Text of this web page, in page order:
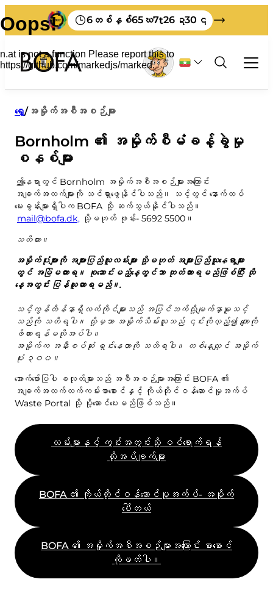
6တစ်နှစ်65ဃ7t26ဍ30 ၎
စီခြင်း။
အမှိုက်အစီအစဉ်များ
စီရန် ညွှန်ကြားချက်များ
ဒါက မင်းရဲ့ အမှိုက်ဖြစ်သွားတာ။
ကျွန်ုပ်တို့သည် စီရန်အလွန်ကောင်းပါသည်။
ကြီးမားသောအမှိုက်
ဆွေး
ဖြိုဖျက်ခြင်းနှင့် ပြုပြင်မွမ်းမံခြင်း။
အကြောင်း
ဖွင့်ချိန်
အမှိုက်ခွန် (ပုဂ္ဂလိက)၊
AT လမ်းညွှန်
မိမိဘာသာပြုလုပ်ရန်
ငါ့အမှိုက်
အားလုံးက စီးပွားဖြစ် အမှိုက်တွေအကြောင်း
မိမိဘာသာပြုလုပ်ရန်
လုပ်ငန်းများအတွက် အမှိုက်နှုန်းများ
ထုတ်လုပ်သူကြေး
အမှိုက်ပုံးအတွက် အမှိုက်ကို သတင်းပို့ပါ။
အမှိုက်စည်းမျဉ်းများ
မြေပြင်စည်းကမ်း
ခရီးသွား
Bornholm မှာ မင်းရဲ့အမှိုက်တွေကို ဘယ်လိုစွန့်ပစ်
မလဲ။
အင်္ဂလိပ်လို ရိုက်နှိပ်ထားသော ပစ္စည်းများ
ဂျာမန်ဘာသာဖြင့် ရိုက်နှိပ်ထားသောပစ္စည်းများ
BOFA အကြောင်း
ကြှနျုပျတို့အကွောငျး
BOFA သို့သွားပါ။
မဂ္ဂဇင်းစင်
ဝန်ထမ်း
ဖွင့်ချိန်
ကြှနျုပျတို့ကိုဆကျသှယျရနျ
BOFA ကုမ္ပဏီ
မျှော်မှန်းချက် 2032
ငါ့အမှိုက်
ရှေ့/အမှိုက်အစီအစဉ်များ
Bornholm ၏ အမှိုက်စီမံခန့်ခွဲမှု
စနစ်များ
ဤနေရာတွင် Bornholm အမှိုက်အစီအစဉ်များအကြောင်း
အချက်အလက်များကို သင်ရှာဖွေနိုင်ပါသည်။ သင့်တွင် နောက်ထပ်
မေးခွန်းများရှိပါက BOFA သို့ ဆက်သွယ်နိုင်ပါသည်။
mail@bofa.dk, သို့မဟုတ် ဖုန်း- 5692 5500။
သတိထား။
အမှိုက်ပုံးများကို အများပြည်သူလမ်းများ သို့မဟုတ် အများပြည်သူနေရာများ
တွင် အမြဲမထားရ။ စုဆောင်းမည့်နေ့တွင်သာ ထုတ်ထားရမည်ဖြစ်ပြီး ထို
နေ့အတွင်း ပြန်ယူထားရမည်။.
သင့်ကွန်တိန်နာရှိလက်ကိုင်များသည် အပြင်ဘက်သို့မျက်နှာမူသင့်
သည်ကို သတိရပါ။ သို့မှသာ အမှိုက်သိမ်းသူသည် ၎င်းကိုလှည့်၍ ကျောကို
ဖိထားရန်မလိုအပ်ပါ။
အမှိုက်က အနီးစပ်ဆုံး ရှင်းနေတာကို သတိရပါ။ တစ်နေ့လျှင် အမှိုက်
ပုံး ၃၀၀။
အောက်ဖော်ပြပါ ခလုတ်များသည် အစီအစဉ်များအကြောင်း BOFA ၏
အချက်အလက်လက်ကမ်းစာစောင်နှင့် ကိုယ်တိုင်ဝန်ဆောင်မှုအက်ပ်
Waste Portal သို့ ပို့ဆောင်ပေးမည်ဖြစ်သည်။
လမ်းများနှင့် ကွင်းအတွင်းသို့ ဝင်ရောက်ရန်
လိုအပ်ချက်များ
BOFA ၏ ကိုယ်တိုင်ဝန်ဆောင်မှုအက်ပ်- အမှိုက်
ပေါ်တယ်
BOFA ၏ အမှိုက်အစီအစဉ်များအကြောင်း စာစောင်
ကိုဖတ်ပါ။